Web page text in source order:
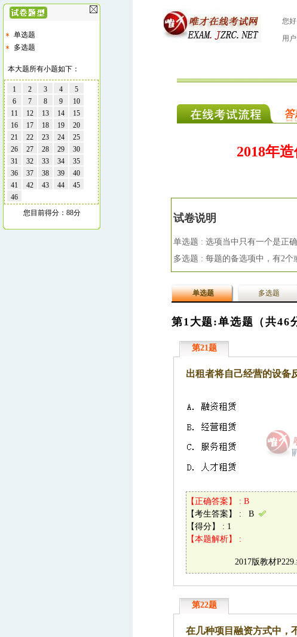
您
用
2018年
试卷说明
单选题 : 选项当中只有一个是正
多选题 : 每题的备选项中，有2
单选题 多选题
第1大题:单选题（共46
第21题
出租者将自己经营的设
【正确答案】 : B
【考生答案】 : B
【得分】 : 1
【本题解析】 :
2017版教材
第22题
在几种项目融资方式中
单选题
多选题
本大题所有小题如下：
1 2 3 4
5
6
7 8 9
10
11
12 13 14
15
16
17 18 19
20
21
22 23 24
25
26
27 28 29
30
31
32 33 34
35
36
37 38 39
40
41
42 43 44
45
46
您目前得分：88分